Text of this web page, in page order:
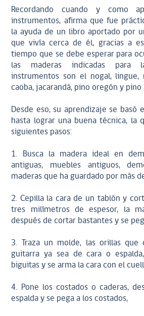
Recordando cuando y como
instrumentos, afirma que fue
la ayuda de un libro aportado por
que vivía cerca de él, gracias a
tiempo que se debe esperar para
las maderas indicadas para
instrumentos son el nogal, lingue,
caoba, jacarandá, pino oregón y pino
Desde eso, su aprendizaje se basó
hasta lograr una buena técnica, la
siguientes pasos:
1. Busca la madera ideal en
antiguas, muebles antiguos,
maderas que ha guardado por más
2. Cepilla la cara de un tablón y
tres milímetros de espesor, la
después de cortar bastantes y se
3. Traza un molde, las orillas
guitarra ya sea de cara o
biguitas y se arma la cara con el
4. Pone los costados o caderas,
espalda y se pega a los costados,